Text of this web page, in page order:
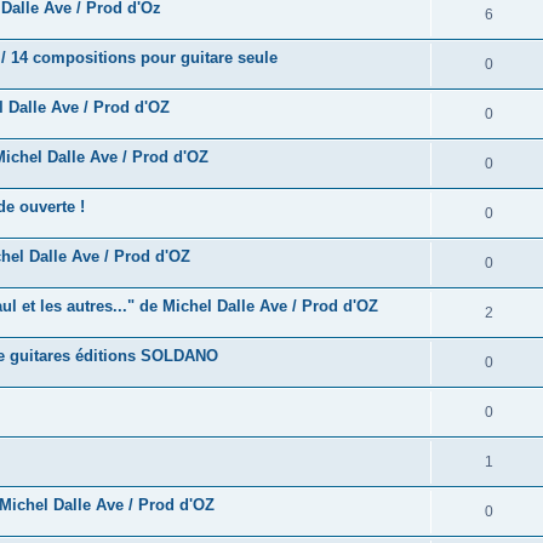
s
s
s
o
n
s
s
o
n
s
s
Ave / Prod d'Oz 6R
é
o
n
s
s
14 compositions pour guitare seule 0R
é
o
n
s
s
Dalle Ave / Prod d'OZ 0R
é
o
n
s
s
Dalle Ave / Prod d'OZ 0R
é
o
n
s
s
ouverte ! 0R
é
o
n
s
s
Dalle Ave / Prod d'OZ 0R
é
o
n
s
s
et les autres..." de Michel Dalle Ave / Prod d'OZ 2R
é
o
n
s
s
guitares éditions SOLDANO 0R
é
n
s
0R
é
o
n
1
é
Dalle Ave / Prod d'OZ 0R